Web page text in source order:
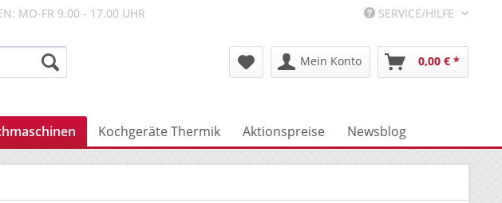
MO-FR 9.00 - 17.00 UHR SERVICE/HILFE
Mein Konto 0,00 € *
Kochgeräte Thermik Aktionspreise Newsblog